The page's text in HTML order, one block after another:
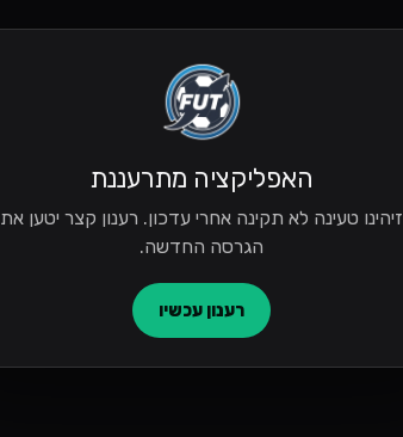
האפליקציה מתרעננת
זיהינו טעינה לא תקינה אחרי עדכון. רענון קצר יטען את
הגרסה החדשה.
רענון עכשיו